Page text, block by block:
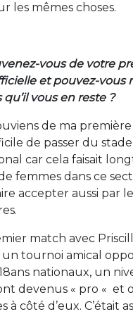
les mêmes choses.
vous de votre
et pouvez-vous
vous en reste ?
de ma première
de passer du
car cela faisait
femmes dans ce
accepter aussi par
match avec
un tournoi amical
nationaux, un
devenus « pro « et
côté d’eux. C’était